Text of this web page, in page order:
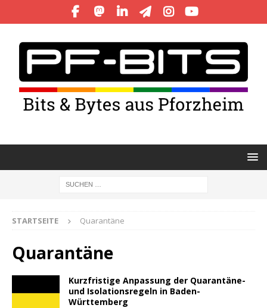
STARTSEITE Quarantäne
Quarantäne
Kurzfristige Anpassung der Quarantäne-
und Isolationsregeln in Baden-
Württemberg